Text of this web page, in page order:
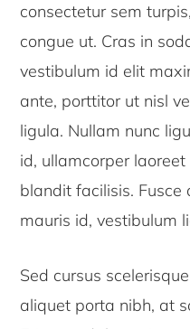
consectetur sem
congue ut. Cras in
vestibulum id elit
ante, porttitor ut nisl
ligula. Nullam nunc
id, ullamcorper
blandit facilisis. Fusce
mauris id, vestibulum
Sed cursus
aliquet porta nibh, at